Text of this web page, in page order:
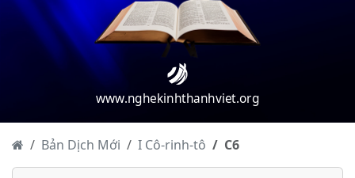
www.nghekinhthanhviet.org
Bản Dịch Mới I Cô-rinh-tô C6
I Cô-rinh-tô - Chương 1